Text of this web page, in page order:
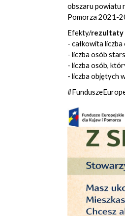
obszaru powiatu
Pomorza 2021-
Efekty/rezultaty
- całkowita
- liczba osób
- liczba osób,
- liczba objętych